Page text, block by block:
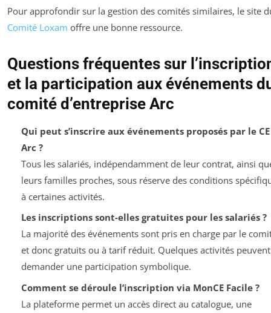
Pour approfondir sur la gestion des comités similaires, le site
Comité Loxam offre une bonne ressource.
Questions fréquentes sur
et la participation aux événements
comité d’entreprise Arc
Qui peut s’inscrire aux événements proposés par le CE
Arc ?
Tous les salariés, indépendamment de leur contrat, ainsi
leurs familles proches, sous réserve des conditions
à certaines activités.
Les inscriptions sont-elles gratuites pour les salariés ?
La majorité des événements sont pris en charge par le
et donc gratuits ou à tarif réduit. Quelques activités peuvent
demander une participation symbolique.
Comment se déroule l’inscription via MonCE Facile ?
La plateforme permet un accès direct au catalogue, une